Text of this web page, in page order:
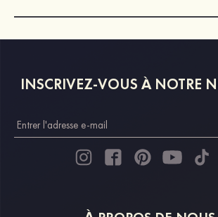
INSCRIVEZ-VOUS À NOTRE